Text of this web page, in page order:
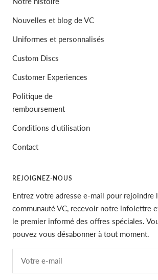
Nouvelles et blog de VC
Uniformes et personnalisés
Custom Discs
Customer Experiences
Politique de
remboursement
Conditions d'utilisation
Contact
REJOIGNEZ-NOUS
Entrez votre adresse e-mail pour rejoindre
communauté VC, recevoir notre infolettre
le premier informé des offres spéciales.
pouvez vous désabonner à tout moment.
Votre e-mail